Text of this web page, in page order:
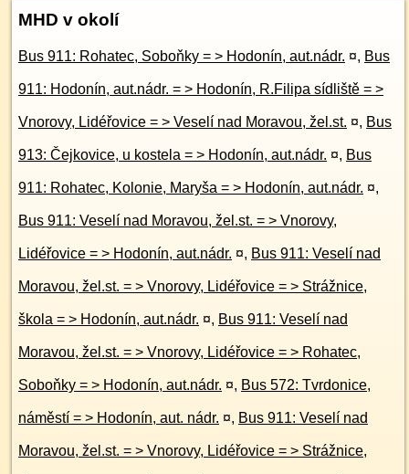
MHD v okolí
Bus 911: Rohatec, Soboňky = > Hodonín, aut.nádr. ¤, Bus
911: Hodonín, aut.nádr. = > Hodonín, R.Filipa sídliště = >
Vnorovy, Lidéřovice = > Veselí nad Moravou, žel.st. ¤, Bus
913: Čejkovice, u kostela = > Hodonín, aut.nádr. ¤, Bus
911: Rohatec, Kolonie, Maryša = > Hodonín, aut.nádr. ¤,
Bus 911: Veselí nad Moravou, žel.st. = > Vnorovy,
Lidéřovice = > Hodonín, aut.nádr. ¤, Bus 911: Veselí nad
Moravou, žel.st. = > Vnorovy, Lidéřovice = > Strážnice,
škola = > Hodonín, aut.nádr. ¤, Bus 911: Veselí nad
Moravou, žel.st. = > Vnorovy, Lidéřovice = > Rohatec,
Soboňky = > Hodonín, aut.nádr. ¤, Bus 572: Tvrdonice,
náměstí = > Hodonín, aut. nádr. ¤, Bus 911: Veselí nad
Moravou, žel.st. = > Vnorovy, Lidéřovice = > Strážnice,